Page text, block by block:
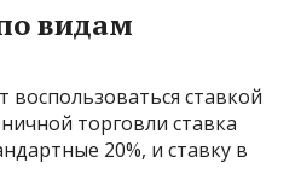
видам
воспользоваться ставкой
торговли ставка
20%, и ставку в